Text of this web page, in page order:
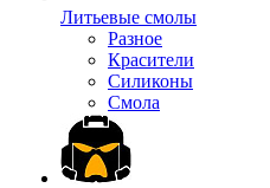
Литьевые смолы
Разное
Красители
Силиконы
Смола